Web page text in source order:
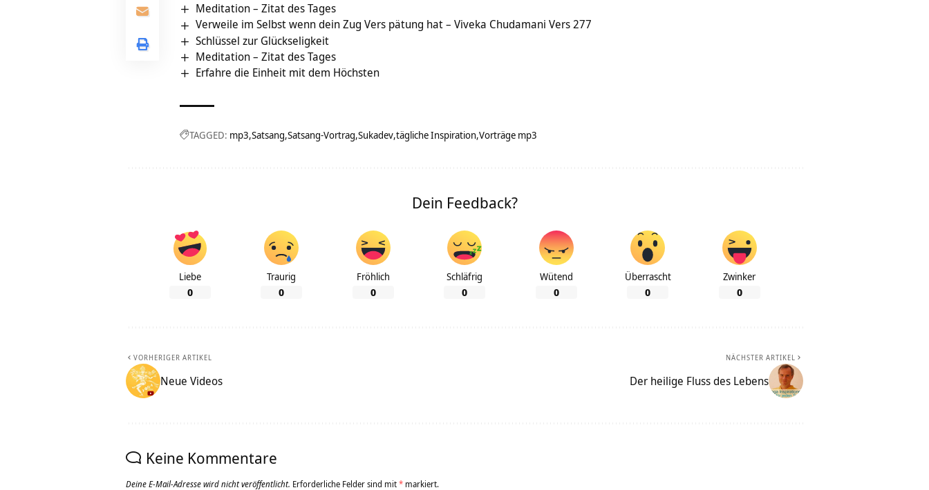
Meditation – Zitat des Tages
Verweile im Selbst wenn dein Zug Vers pätung hat – Viveka Chudamani Vers 277
Schlüssel zur Glückseligkeit
Meditation – Zitat des Tages
Erfahre die Einheit mit dem Höchsten
TAGGED: mp3 Satsang Satsang-Vortrag Sukadev tägliche Inspiration Vorträge mp3
Dein Feedback?
Liebe
0
Traurig
0
Fröhlich
0
Schläfrig
0
Wütend
0
Überrascht
0
Zwinker
0
VORHERIGER ARTIKEL
Neue Videos
NÄCHSTER ARTIKEL
Der heilige Fluss des Lebens
Keine Kommentare
Deine E-Mail-Adresse wird nicht veröffentlicht. Erforderliche Felder sind mit* markiert.